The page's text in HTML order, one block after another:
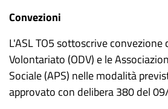
Convezioni
L'ASL TO5 sottoscrive convezione
Volontariato (ODV) e le
Sociale (APS) nelle modalità
approvato con delibera 380 del